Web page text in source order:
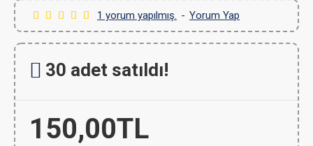
1 yorum yapılmış. - Yorum Yap
150,00TL
30 adet satıldı!